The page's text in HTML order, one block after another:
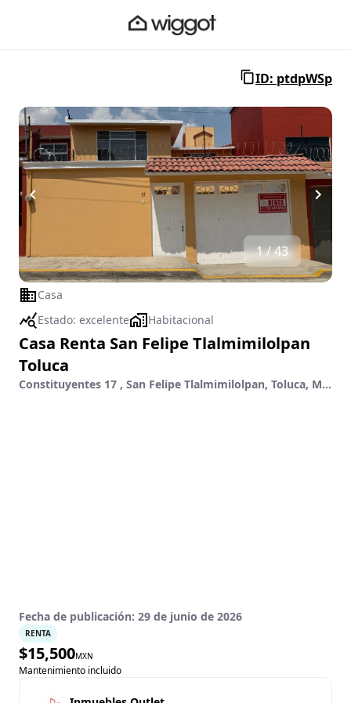
ID: ptdpWSp
1 / 43
Casa
Estado: excelente Habitacional
Casa Renta San Felipe Tlalmimilolpan
Toluca
Constituyentes 17 , San Felipe Tlalmimilolpan, Toluca, México
Fecha de publicación: 29 de junio de 2026
RENTA
$15,500MXN
Mantenimiento incluido